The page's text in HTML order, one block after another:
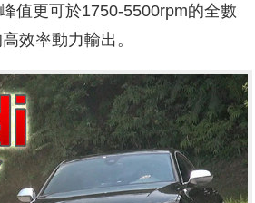
值更可於1750-5500rpm的全數
效率動力輸出。